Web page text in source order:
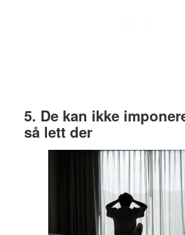
5. De kan ikke
så lett der